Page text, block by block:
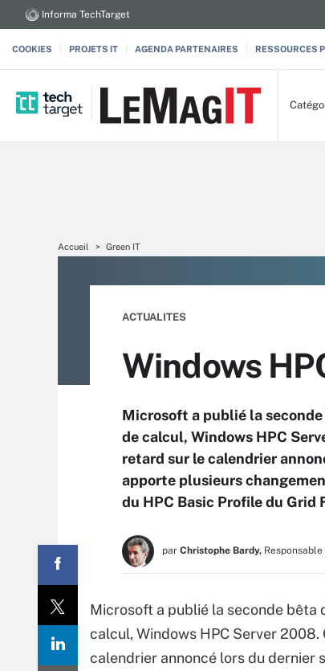
Informa TechTarget
COOKIES PROJETS IT AGENDA PARTENAIRES RESSOURCES
Accueil Green IT
ACTUALITES
Windows
Microsoft a publié la
de calcul, Windows HPC
retard sur le calendrier
apporte plusieurs
du HPC Basic Profile du Grid
par Christophe Bardy,
Microsoft a publié la seconde
calcul, Windows HPC Server
calendrier annoncé lors du dernier